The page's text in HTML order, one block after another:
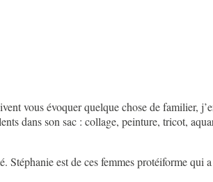
vous évoquer quelque chose de familier,
dans son sac : collage, peinture, tricot,
Stéphanie est de ces femmes protéiforme qui